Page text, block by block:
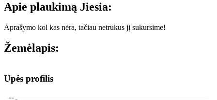
Apie plaukimą Jiesia:
Aprašymo kol kas nėra, tačiau netrukus jį sukursime!
Žemėlapis:
+
Upės profilis
120 m